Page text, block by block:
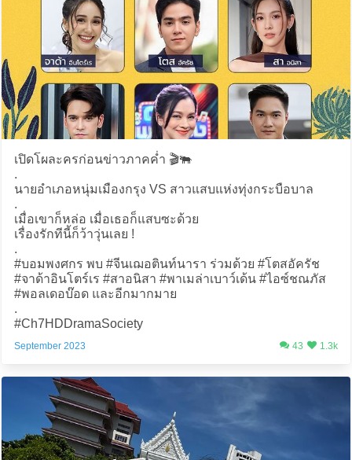
เปิดโผละครก่อนข่าวภาคค่ำ 🎬🐃
.
นายอำเภอหนุ่มเมืองกรุง VS สาวแสบแห่งทุ่งกระบือบาล
.
เมื่อเขาก็หล่อ เมื่อเธอก็แสบซะด้วย
เรื่องรักทีนี้ก็ว้าวุ่นเลย !
.
#บอมพงศกร พบ #จีนเฌอตินท์นารา ร่วมด้วย #โตสอัครัช
#จาด้าอินโตร์เร #สาอนิสา #พาเมล่าเบาว์เด้น #ไอซ์ชณภัส
#พอลเดอบ๊อด และอีกมากมาย
.
#Ch7HDDramaSociety
September 2023 43 1.3k